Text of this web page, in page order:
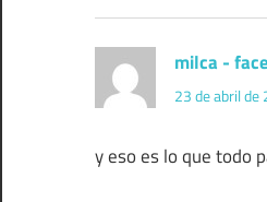
milca -
23 de abril
y eso es lo que todo